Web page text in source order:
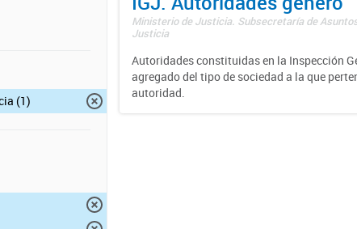
(1)
Ministerio de Justicia. Subsecretaría de
Justicia
Autoridades constituidas en la Inspección
agregado del tipo de sociedad a la que
autoridad.